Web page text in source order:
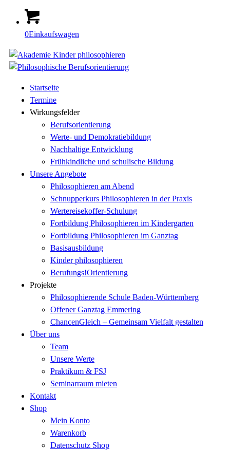
0Einkaufswagen
Startseite
Termine
Wirkungsfelder
Berufsorientierung
Werte- und Demokratiebildung
Nachhaltige Entwicklung
Frühkindliche und schulische Bildung
Unsere Angebote
Philosophieren am Abend
Schnupperkurs Philosophieren in der Praxis
Wertereisekoffer-Schulung
Fortbildung Philosophieren im Kindergarten
Fortbildung Philosophieren im Ganztag
Basisausbildung
Kinder philosophieren
Berufungs!Orientierung
Projekte
Philosophierende Schule Baden-Württemberg
Offener Ganztag Emmering
ChancenGleich – Gemeinsam Vielfalt gestalten
Über uns
Team
Unsere Werte
Praktikum & FSJ
Seminarraum mieten
Kontakt
Shop
Mein Konto
Warenkorb
Datenschutz Shop